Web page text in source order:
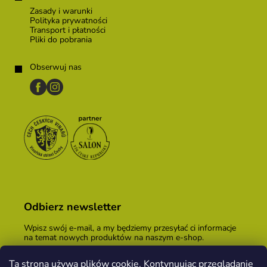
Ta strona używa plików cookie. Kontynuując przeglądanie
Zasady i warunki
Polityka prywatności
Transport i płatności
Pliki do pobrania
Obserwuj nas
Odbierz newsletter
Wpisz swój e-mail, a my będziemy przesyłać ci informacje
na temat nowych produktów na naszym e-shop.